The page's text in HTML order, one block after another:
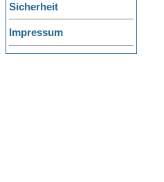
Sicherheit
Impressum